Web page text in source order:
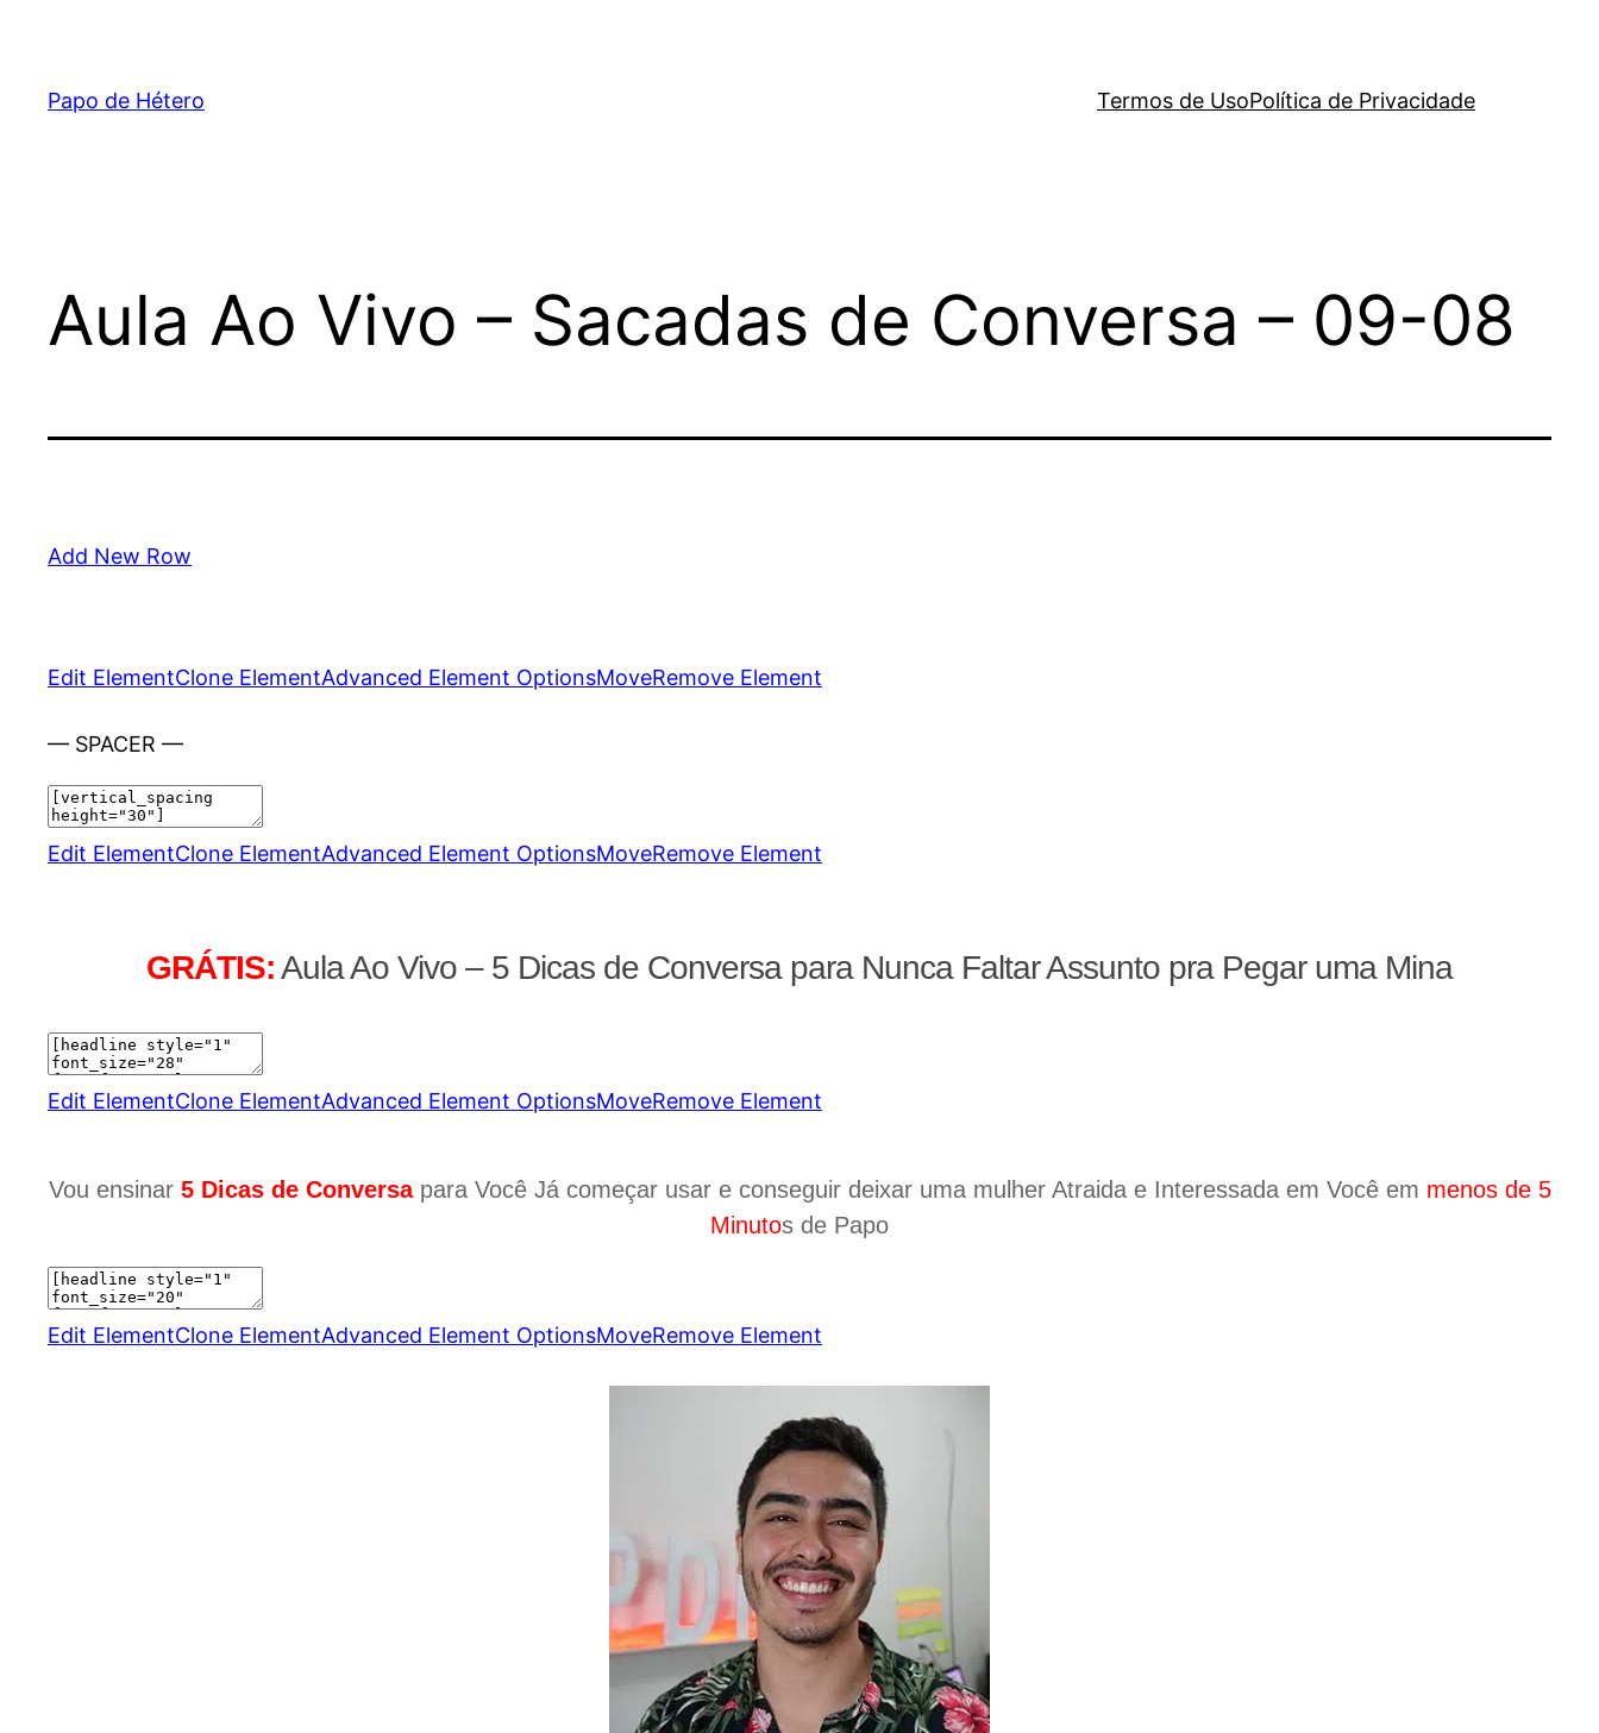
Papo de Hétero Termos de UsoPolítica de Privacidade
Aula Ao Vivo – Sacadas de Conversa – 09-08
Add New Row
Edit ElementClone ElementAdvanced Element OptionsMoveRemove Element
— SPACER —
Edit ElementClone ElementAdvanced Element OptionsMoveRemove Element
GRÁTIS:Aula Ao Vivo – 5 Dicas de Conversa para Nunca Faltar Assunto pra Pegar uma Mina
Edit ElementClone ElementAdvanced Element OptionsMoveRemove Element
Vou ensinar 5 Dicas de Conversa para Você Já começar usar e conseguir deixar uma mulher Atraida e Interessada em Você em menos de 5
Minutos de Papo
Edit ElementClone ElementAdvanced Element OptionsMoveRemove Element